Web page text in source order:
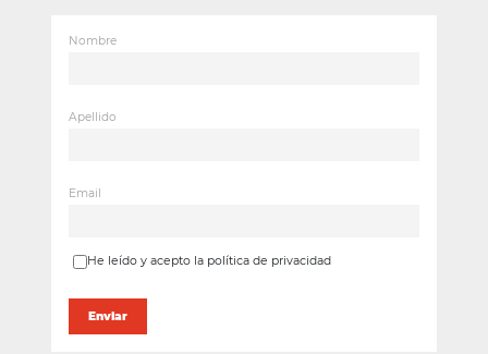
Nombre
Apellido
Email
He leído y acepto la política de privacidad